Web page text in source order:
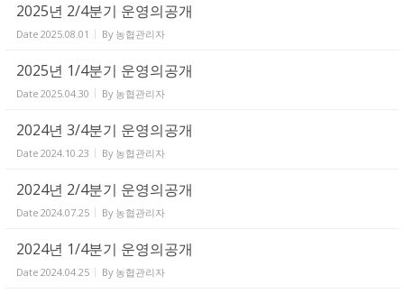
2025년 2/4분기 운영의공개
Date 2025.08.01 By 농협관리자
2025년 1/4분기 운영의공개
Date 2025.04.30 By 농협관리자
2024년 3/4분기 운영의공개
Date 2024.10.23 By 농협관리자
2024년 2/4분기 운영의공개
Date 2024.07.25 By 농협관리자
2024년 1/4분기 운영의공개
Date 2024.04.25 By 농협관리자